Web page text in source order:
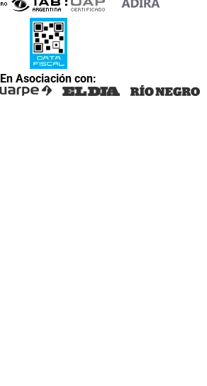
En Asociación con: